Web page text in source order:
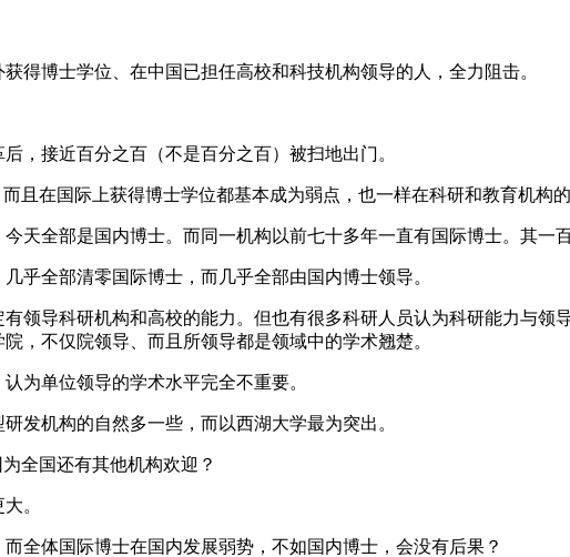
得博士学位、在中国已担任高校和科技机构领导的人，全力阻击。
，接近百分之百（不是百分之百）被扫地出门。
且在国际上获得博士学位都基本成为弱点，也一样在科研和教育机构
天全部是国内博士。而同一机构以前七十多年一直有国际博士。其一
乎全部清零国际博士，而几乎全部由国内博士领导。
领导科研机构和高校的能力。但也有很多科研人员认为科研能力与
，不仅院领导、而且所领导都是领域中的学术翘楚。
为单位领导的学术水平完全不重要。
发机构的自然多一些，而以西湖大学最为突出。
全国还有其他机构欢迎？
。
全体国际博士在国内发展弱势，不如国内博士，会没有后果？